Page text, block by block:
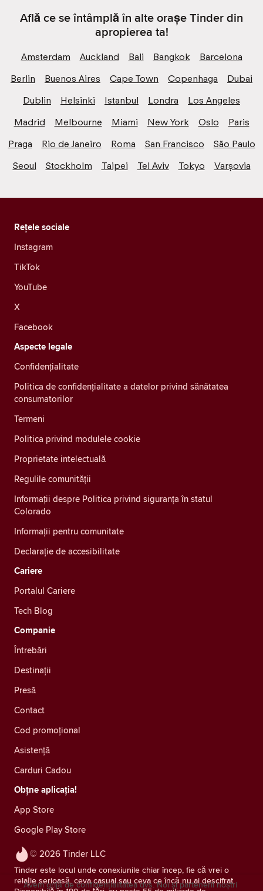
Află ce se întâmplă în alte orașe Tinder din
apropierea ta!
Amsterdam Auckland Bali Bangkok
Barcelona
Berlin
Buenos Aires Cape Town Copenhaga
Dubai
Dublin
Helsinki Istanbul Londra
Los Angeles
Madrid
Melbourne Miami New York Oslo
Paris
Praga
Rio de Janeiro Roma San Francisco
São Paulo
Seoul
Stockholm Taipei Tel Aviv Tokyo Varșovia
© 2026 Tinder LLC
Tinder este locul unde conexiunile chiar încep, fie că vrei o
relație serioasă, ceva casual sau ceva ce încă nu ai descifrat.
Rețele sociale
Instagram
TikTok
YouTube
X
Facebook
Aspecte legale
Confidenţialitate
Politica de confidențialitate a datelor privind sănătatea
consumatorilor
Termeni
Politica privind modulele cookie
Proprietate intelectuală
Regulile comunității
Informații despre Politica privind siguranța în statul
Colorado
Informații pentru comunitate
Declarație de accesibilitate
Cariere
Portalul Cariere
Tech Blog
Companie
Întrebări
Destinații
Presă
Contact
Cod promoțional
Asistență
Carduri Cadou
Obțne aplicația!
App Store
Google Play Store
Avem grijă de confidențialitatea dvs. Noi și partenerii noștri